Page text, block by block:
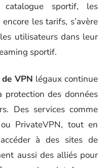
sportif, les
les tarifs, s’avère
utilisateurs dans leur
sportif.
VPN légaux continue
des données
Des services comme
PrivateVPN, tout en
à des sites de
aussi des alliés pour